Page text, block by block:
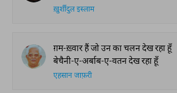
ख़ुर्शीदुल इस्लाम
ग़म-ख़्वार हैं जो उन का चलन देख रहा हूँ
बेचैनी-ए-अर्बाब-ए-वतन देख रहा हूँ
एहसान जाफ़री